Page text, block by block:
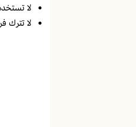
لا
لا تترك